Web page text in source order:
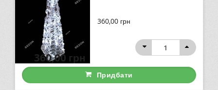
360,00 грн
360,00 грн
Придбати